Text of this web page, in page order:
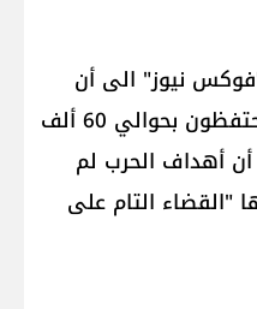
نيوز" الى أن
"هؤلاء المقاتلين ما زالوا يحتفظون بحوالي 60 ألف
أهداف الحرب لم
"القضاء التام على